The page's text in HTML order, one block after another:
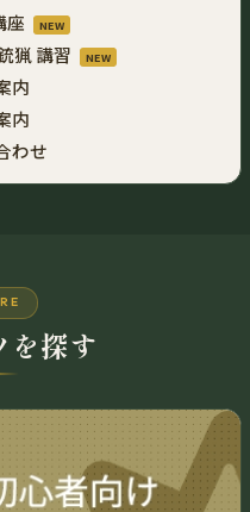
座 NEW
猟 講習 NEW
内
内
わせ
を探す